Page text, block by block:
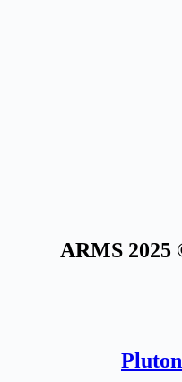
جميع الحقوق محفوظة © 2025 ARMS